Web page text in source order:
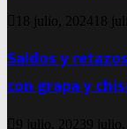
18 julio, 2024 18
Saldos y
con grapa y
9 julio, 20239